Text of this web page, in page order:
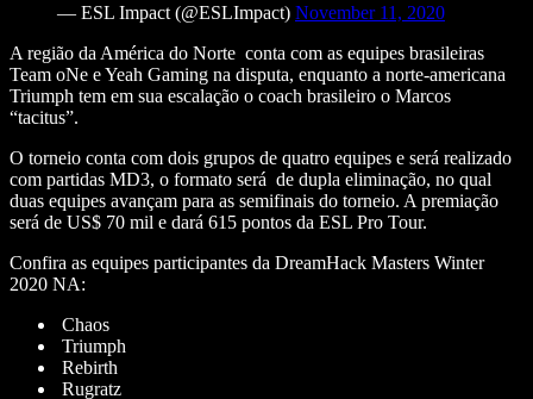
— ESL Impact (@ESLImpact) November 11, 2020
A região da América do Norte conta com as equipes brasileiras
Team oNe e Yeah Gaming na disputa, enquanto a norte-americana
Triumph tem em sua escalação o coach brasileiro o Marcos
“tacitus”.
O torneio conta com dois grupos de quatro equipes e será realizado
com partidas MD3, o formato será de dupla eliminação, no qual
duas equipes avançam para as semifinais do torneio. A premiação
será de US$ 70 mil e dará 615 pontos da ESL Pro Tour.
Confira as equipes participantes da DreamHack Masters Winter
2020 NA:
Chaos
Triumph
Rebirth
Rugratz